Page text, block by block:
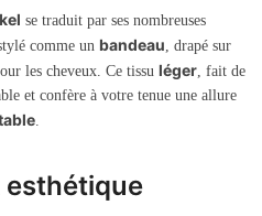
se traduit par ses nombreuses
comme un bandeau , drapé sur
les cheveux. Ce tissu léger , fait de
et confère à votre tenue une allure